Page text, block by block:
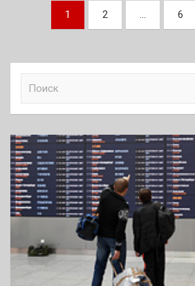
Пагинация
записей
1 2 … 6
к